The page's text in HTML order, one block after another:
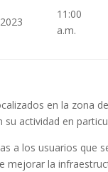
11:00
a.m.
en la zona
actividad en
a los usuarios
mejorar la